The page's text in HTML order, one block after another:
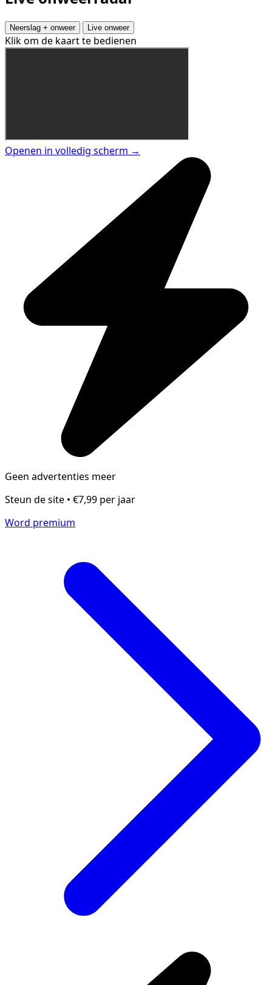
Neerslag + onweer Live onweer
Klik om de kaart te bedienen
Openen in volledig scherm →
Geen advertenties meer
Steun de site • €7,99 per jaar
Word premium